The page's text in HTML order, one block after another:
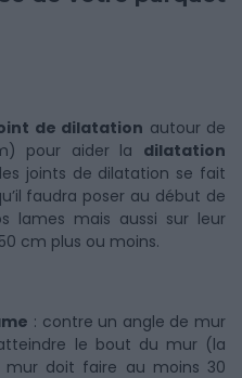
de dilatation autour de
pour aider la dilatation
joints de dilatation se fait
faudra poser au début de
lames mais aussi sur leur
cm plus ou moins.
: contre un angle de mur
le bout du mur (la
doit faire au moins 30